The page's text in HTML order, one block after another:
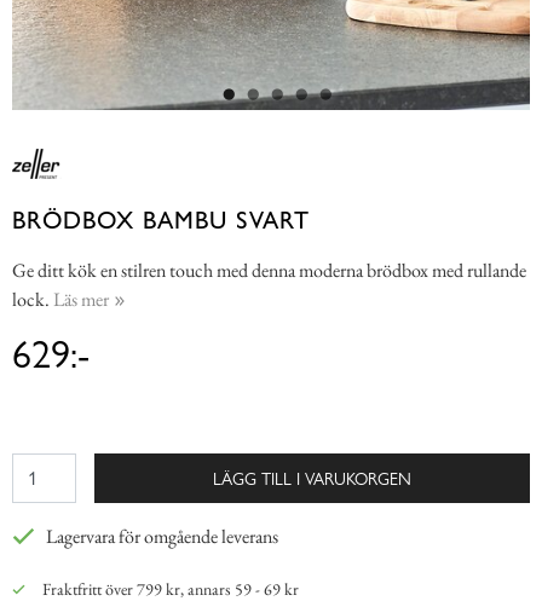
BRÖDBOX BAMBU SVART
Ge ditt kök en stilren touch med denna moderna brödbox med rullande
lock. Läs mer
629:-
LÄGG TILL I VARUKORGEN
Lagervara för omgående leverans
Fraktfritt över 799 kr, annars 59 - 69 kr